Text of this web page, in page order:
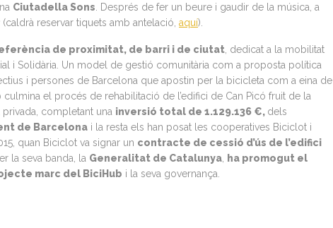
Ciutadella Sons . Després de fer un beure i gaudir de la música, a
(caldrà reservar tiquets amb antelació, aquí).
de proximitat, de barri i de ciutat , dedicat a la mobilitat
i Solidària. Un model de gestió comunitària com a proposta política
i persones de Barcelona que apostin per la bicicleta com a eina de
el procés de rehabilitació de l’edifici de Can Picó fruit de la
privada, completant una inversió total de 1.129.136 €, dels
de Barcelona i la resta els han posat les cooperatives Biciclot i
quan Biciclot va signar un contracte de cessió d’ús de l’edifici
la seva banda, la Generalitat de Catalunya ha promogut el
marc del BiciHub i la seva governança.